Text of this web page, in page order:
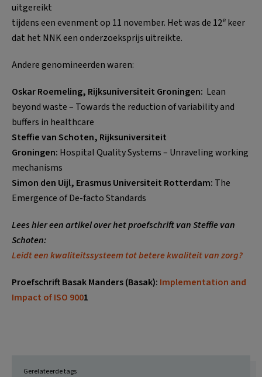
uitgereikt
tijdens een evenment op 11 november. Het was de 12e keer
dat het NNK een onderzoeksprijs uitreikte.
Andere genomineerden waren:
Oskar Roemeling, Rijksuniversiteit Groningen: Lean
beyond waste – Towards the reduction of variability and
buffers in healthcare
Steffie van Schoten, Rijksuniversiteit
Groningen: Hospital Quality Systems – Unraveling working
mechanisms
Simon den Uijl, Erasmus Universiteit Rotterdam: The
Emergence of De-facto Standards
Lees hier een artikel over het proefschrift van Steffie van
Schoten:
Leidt een kwaliteitssysteem tot betere kwaliteit van zorg?
Proefschrift Basak Manders (Basak): Implementation and
Impact of ISO 9001
Gerelateerde tags